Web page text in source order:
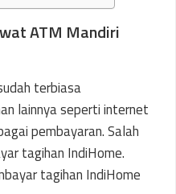
ATM Mandiri
terbiasa
lainnya seperti internet
pembayaran. Salah
tagihan IndiHome.
tagihan IndiHome